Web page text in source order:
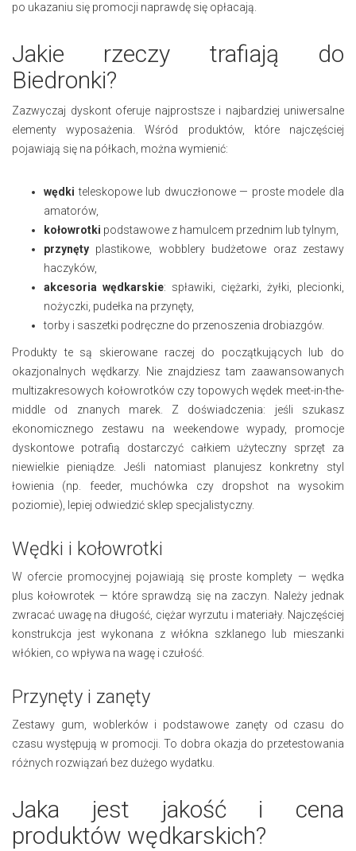
po ukazaniu się promocji naprawdę się opłacają.
Jakie rzeczy trafiają do
Biedronki?
Zazwyczaj dyskont oferuje najprostsze i najbardziej uniwersalne
elementy wyposażenia. Wśród produktów, które najczęściej
pojawiają się na półkach, można wymienić:
wędki teleskopowe lub dwuczłonowe — proste modele dla
amatorów,
kołowrotki podstawowe z hamulcem przednim lub tylnym,
przynęty plastikowe, wobblery budżetowe oraz zestawy
haczyków,
akcesoria wędkarskie: spławiki, ciężarki, żyłki, plecionki,
nożyczki, pudełka na przynęty,
torby i saszetki podręczne do przenoszenia drobiazgów.
Produkty te są skierowane raczej do początkujących lub do
okazjonalnych wędkarzy. Nie znajdziesz tam zaawansowanych
multizakresowych kołowrotków czy topowych wędek meet-in-the-
middle od znanych marek. Z doświadczenia: jeśli szukasz
ekonomicznego zestawu na weekendowe wypady, promocje
dyskontowe potrafią dostarczyć całkiem użyteczny sprzęt za
niewielkie pieniądze. Jeśli natomiast planujesz konkretny styl
łowienia (np. feeder, muchówka czy dropshot na wysokim
poziomie), lepiej odwiedzić sklep specjalistyczny.
Wędki i kołowrotki
W ofercie promocyjnej pojawiają się proste komplety — wędka
plus kołowrotek — które sprawdzą się na zaczyn. Należy jednak
zwracać uwagę na długość, ciężar wyrzutu i materiały. Najczęściej
konstrukcja jest wykonana z włókna szklanego lub mieszanki
włókien, co wpływa na wagę i czułość.
Przynęty i zanęty
Zestawy gum, woblerków i podstawowe zanęty od czasu do
czasu występują w promocji. To dobra okazja do przetestowania
różnych rozwiązań bez dużego wydatku.
Jaka jest jakość i cena
produktów wędkarskich?